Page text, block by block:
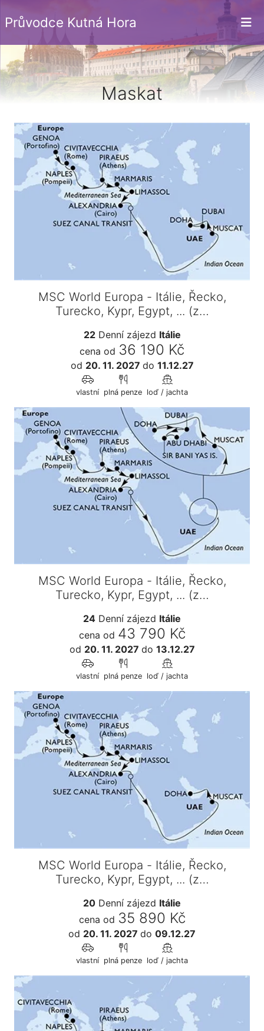
Průvodce Kutná Hora
Maskat
MSC World Europa - Itálie, Řecko,
Turecko, Kypr, Egypt, ... (z…
22Denní zájezd Itálie
cena od 36 190 Kč
od 20. 11. 2027 do 11.12.27
vlastní plná penze loď / jachta
MSC World Europa - Itálie, Řecko,
Turecko, Kypr, Egypt, ... (z…
24 Denní zájezd Itálie
cena od 43 790 Kč
od 20. 11. 2027 do 13.12.27
vlastní plná penze loď / jachta
MSC World Europa - Itálie, Řecko,
Turecko, Kypr, Egypt, ... (z…
20 Denní zájezd Itálie
cena od 35 890 Kč
od 20. 11. 2027 do 09.12.27
vlastní plná penze loď / jachta